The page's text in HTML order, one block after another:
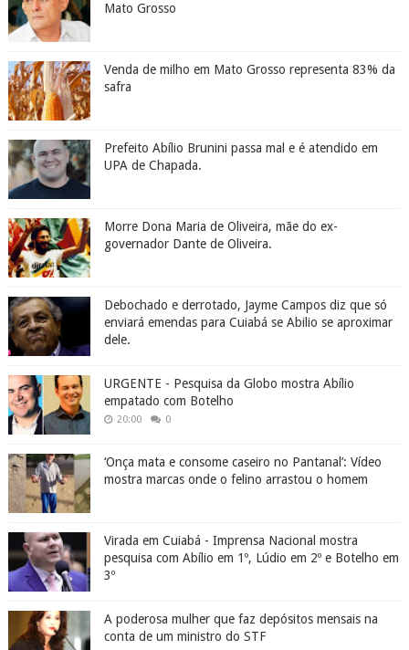
Mato Grosso
Venda de milho em Mato Grosso representa 83% da
safra
Prefeito Abílio Brunini passa mal e é atendido em
UPA de Chapada.
Morre Dona Maria de Oliveira, mãe do ex-
governador Dante de Oliveira.
Debochado e derrotado, Jayme Campos diz que só
enviará emendas para Cuiabá se Abilio se aproximar
dele.
URGENTE - Pesquisa da Globo mostra Abílio
empatado com Botelho
20:00 0
‘Onça mata e consome caseiro no Pantanal’: Vídeo
mostra marcas onde o felino arrastou o homem
Virada em Cuiabá - Imprensa Nacional mostra
pesquisa com Abílio em 1º, Lúdio em 2º e Botelho em
3º
A poderosa mulher que faz depósitos mensais na
conta de um ministro do STF